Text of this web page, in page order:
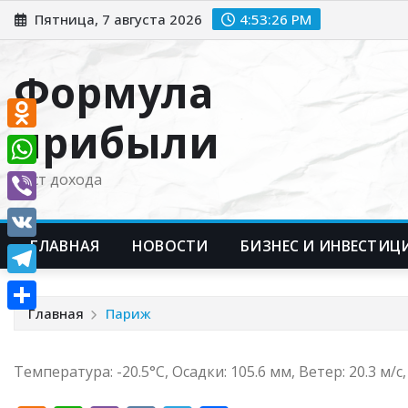
Перейти
к
Пятница, 7 августа 2026 4:53:27 PM
Формула
прибыли
Рост дохода
ГЛАВНАЯ НОВОСТИ БИЗНЕС И
Главная Париж
Температура: -20.5°C, Осадки: 105.6 мм, Ветер: 20.3 м/
Odnoklassniki
WhatsApp
Viber
VK
Telegram
Отправить